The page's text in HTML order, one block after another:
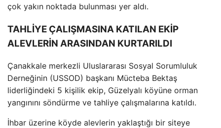
çok yakın noktada bulunması yer aldı.
TAHLİYE ÇALIŞMASINA KATILAN EKİP
ALEVLERİN ARASINDAN KURTARILDI
Çanakkale merkezli Uluslararası Sosyal Sorumluluk
Derneğinin (USSOD) başkanı Mücteba Bektaş
liderliğindeki 5 kişilik ekip, Güzelyalı köyüne orman
yangınını söndürme ve tahliye çalışmalarına katıldı.
İhbar üzerine köyde alevlerin yaklaştığı bir siteye